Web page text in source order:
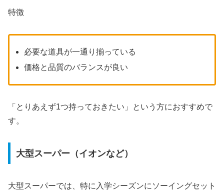
特徴
必要な道具が一通り揃っている
価格と品質のバランスが良い
「とりあえず1つ持っておきたい」という方におすすめで
す。
大型スーパー（イオンなど）
大型スーパーでは、特に入学シーズンにソーイングセット